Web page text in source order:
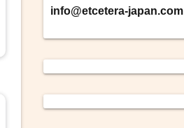
info@etcetera-japan.com